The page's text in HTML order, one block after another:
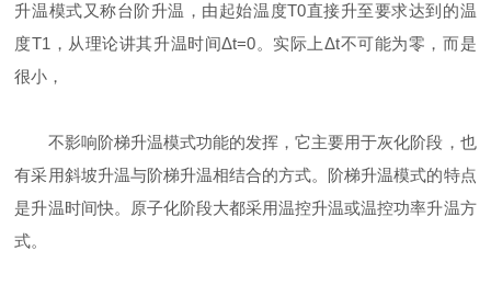
升温模式又称台阶升温，由起始温度T0直接升至要求达到的温
度T1，从理论讲其升温时间Δt=0。实际上Δt不可能为零，而是
很小，
不影响阶梯升温模式功能的发挥，它主要用于灰化阶段，也
有采用斜坡升温与阶梯升温相结合的方式。阶梯升温模式的特点
是升温时间快。原子化阶段大都采用温控升温或温控功率升温方
式。